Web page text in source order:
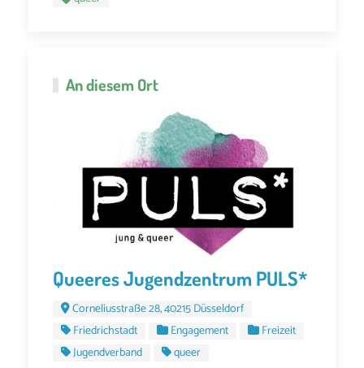
An diesem Ort
Queeres Jugendzentrum PULS*
Corneliusstraße 28, 40215 Düsseldorf
Friedrichstadt
Engagement
Freizeit
Jugendverband
queer